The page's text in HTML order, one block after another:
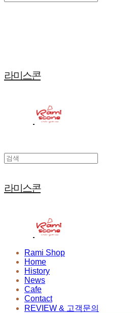
라미스콘
라미스콘
Rami Shop
Home
History
News
Cafe
Contact
REVIEW & 고객문의